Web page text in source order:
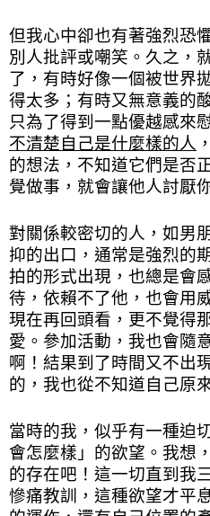
但我心中卻也有著強烈恐
別人批評或嘲笑。久之，
了，有時好像一個被世界
得太多；有時又無意義的
只為了得到一點優越感來
不清楚自己是什麼樣的人
的想法，不知道它們是否
覺做事，就會讓他人討厭
對關係較密切的人，如男
抑的出口，通常是強烈的
拍的形式出現，也總是會
待，依賴不了他，也會用
現在再回頭看，更不覺得
愛。 參加活動，我也會隨
啊！結果到了時間又不出
的，我也從不知道自己原
當時的我，似乎有一種迫
會怎麼樣」的欲望。我想
的存在吧！這一切直到我
慘痛教訓，這種欲望才平